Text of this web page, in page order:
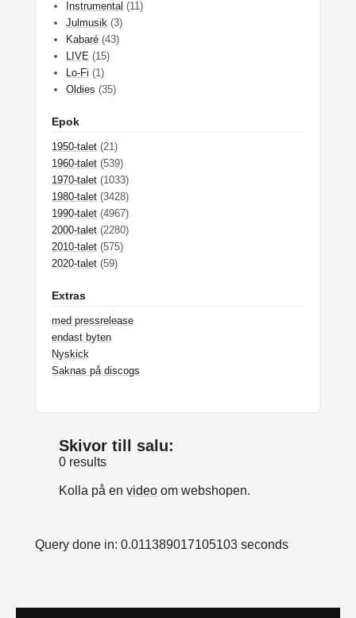
Instrumental (11)
Julmusik (3)
Kabaré (43)
LIVE (15)
Lo-Fi (1)
Oldies (35)
Epok
1950-talet (21)
1960-talet (539)
1970-talet (1033)
1980-talet (3428)
1990-talet (4967)
2000-talet (2280)
2010-talet (575)
2020-talet (59)
Extras
med pressrelease
endast byten
Nyskick
Saknas på discogs
Skivor till salu:
0 results
Kolla på envideo om webshopen.
Query done in: 0.011389017105103 seconds